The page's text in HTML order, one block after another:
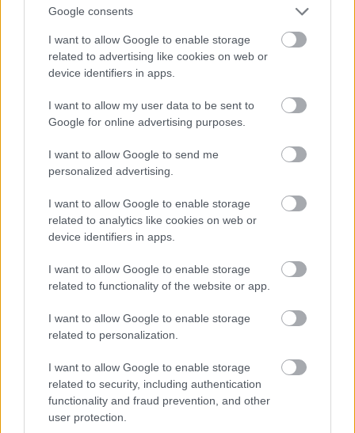
Google consents
I want to allow Google to enable storage
related to advertising like cookies on web or
device identifiers in apps.
I want to allow my user data to be sent to
Google for online advertising purposes.
I want to allow Google to send me
personalized advertising.
I want to allow Google to enable storage
related to analytics like cookies on web or
device identifiers in apps.
I want to allow Google to enable storage
related to functionality of the website or app.
I want to allow Google to enable storage
related to personalization.
I want to allow Google to enable storage
related to security, including authentication
functionality and fraud prevention, and other
user protection.
Ez lesz a menő a következő nyári szezonban a
londoni divathét szerint
Fotó: Victor VIRGILE / Europress / Getty
Jön még kép!